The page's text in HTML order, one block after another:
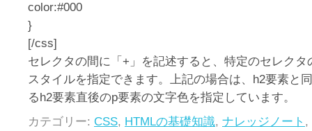
color:#000
}
[/css]
セレクタの間に「+」を記述すると、特定のセレクタ
スタイルを指定できます。上記の場合は、h2要素と
るh2要素直後のp要素の文字色を指定しています。
カテゴリー: CSS, HTMLの基礎知識, ナレッジノート ,